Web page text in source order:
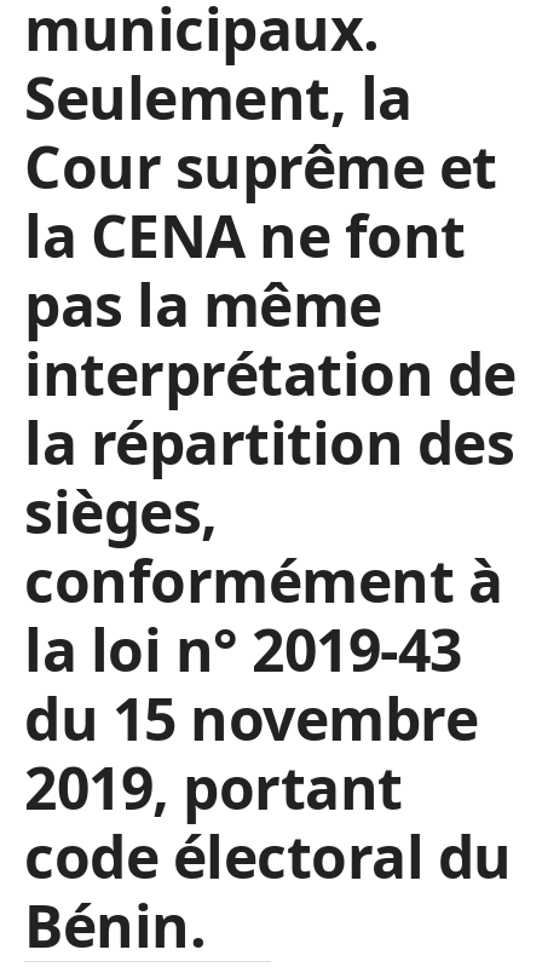
municipaux.
Seulement, la
Cour suprême et
la CENA ne font
pas la même
interprétation de
la répartition des
sièges,
conformément à
la loi n° 2019-43
du 15 novembre
2019, portant
code électoral du
Bénin.